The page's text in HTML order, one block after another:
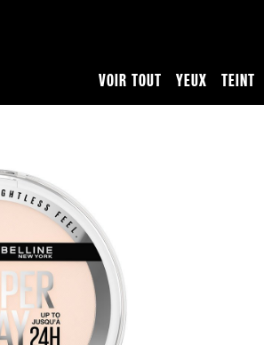
VOIR TOUT YEUX TEINT
Maquillage poudre hybride Super Stay tenue 24h